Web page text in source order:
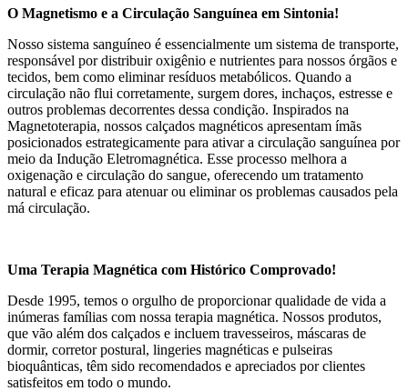
O Magnetismo e a Circulação Sanguínea em Sintonia!
Nosso sistema sanguíneo é essencialmente um sistema de transporte,
responsável por distribuir oxigênio e nutrientes para nossos órgãos e
tecidos, bem como eliminar resíduos metabólicos. Quando a
circulação não flui corretamente, surgem dores, inchaços, estresse e
outros problemas decorrentes dessa condição. Inspirados na
Magnetoterapia, nossos calçados magnéticos apresentam ímãs
posicionados estrategicamente para ativar a circulação sanguínea por
meio da Indução Eletromagnética. Esse processo melhora a
oxigenação e circulação do sangue, oferecendo um tratamento
natural e eficaz para atenuar ou eliminar os problemas causados pela
má circulação.
Uma Terapia Magnética com Histórico Comprovado!
Desde 1995, temos o orgulho de proporcionar qualidade de vida a
inúmeras famílias com nossa terapia magnética. Nossos produtos,
que vão além dos calçados e incluem travesseiros, máscaras de
dormir, corretor postural, lingeries magnéticas e pulseiras
bioquânticas, têm sido recomendados e apreciados por clientes
satisfeitos em todo o mundo.